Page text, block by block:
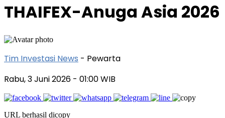
THAIFEX-Anuga Asia 2026
Tim Investasi News - Pewarta
Rabu, 3 Juni 2026 - 01:00 WIB
URL berhasil dicopy